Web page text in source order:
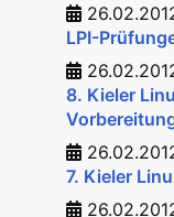
LPI-
8. Kieler
7. Kieler